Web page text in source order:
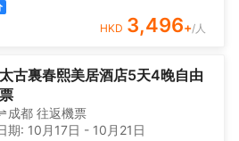
HKD 3,496+/人
古裏春熙美居酒店5天4晚自由
成都 往返機票
期: 10月17日 - 10月21日